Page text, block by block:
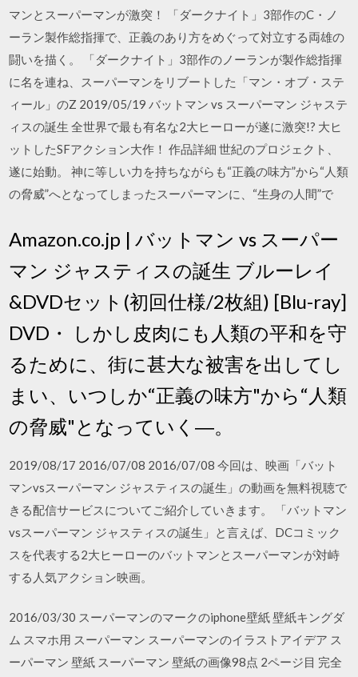
マンとスーパーマンが激突！ 「ダークナイト」3部作のC・ノ
ーラン製作総指揮で、正義のあり方をめぐって対立する両雄の
闘いを描く。 「ダークナイト」3部作のノーランが製作総指揮
に名を連ね、スーパーマンをリブートした「マン・オブ・ステ
ィール」のZ 2019/05/19 バットマン vs スーパーマン ジャステ
ィスの誕生 全世界で最も有名な2大ヒーローが遂に激突!? 大ヒ
ットしたSFアクション大作！ 作品詳細 世紀のプロジェクト、
遂に始動。 神に等しい力を持ちながらも“正義の味方”から“人類
の脅威”へとなってしまったスーパーマンに、“生身の人間”で
Amazon.co.jp | バットマン vs スーパー
マン ジャスティスの誕生 ブルーレイ
&DVDセット(初回仕様/2枚組) [Blu-ray]
DVD・ しかし皮肉にも人類の平和を守
るために、街に甚大な被害を出してし
まい、いつしか“正義の味方"から“人類
の脅威"となっていく―。
2019/08/17 2016/07/08 2016/07/08 今回は、映画「バット
マンvsスーパーマン ジャスティスの誕生」の動画を無料視聴で
きる配信サービスについてご紹介していきます。 「バットマン
vsスーパーマン ジャスティスの誕生」と言えば、DCコミック
スを代表する2大ヒーローのバットマンとスーパーマンが対峙
する人気アクション映画。
2016/03/30 スーパーマンのマークのiphone壁紙 壁紙キングダ
ム スマホ用 スーパーマン スーパーマンのイラストアイデア ス
ーパーマン 壁紙 スーパーマン 壁紙の画像98点 2ページ目 完全